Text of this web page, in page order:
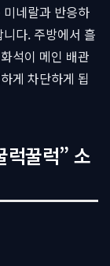
네랄과 반응하
니다. 주방에서 흘
석이 메인 배관
게 차단하게 됩
럭꿀럭” 소